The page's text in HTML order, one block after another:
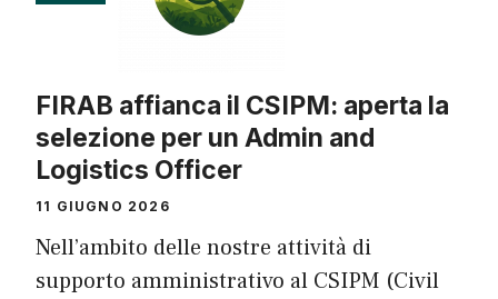
FIRAB affianca il CSIPM: aperta la
selezione per un Admin and
Logistics Officer
11 GIUGNO 2026
Nell’ambito delle nostre attività di
supporto amministrativo al CSIPM (Civil